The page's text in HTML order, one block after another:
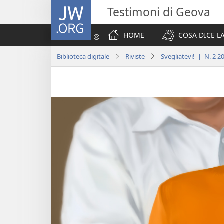
JW.ORG Testimoni di Geova
HOME
COSA DICE
Biblioteca digitale Riviste Svegliatevi! | N. 2